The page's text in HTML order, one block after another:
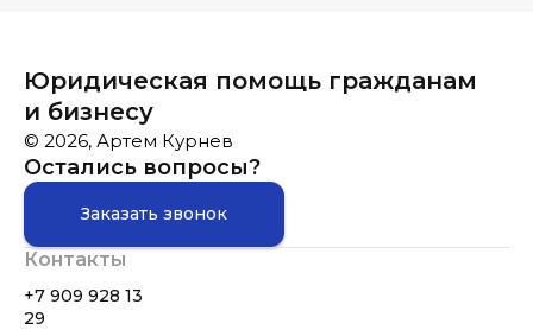
Юридическая помощь гражданам
и бизнесу
© 2026, Артем Курнев
Остались вопросы?
Заказать звонок
Контакты
+7 909 928 13
29